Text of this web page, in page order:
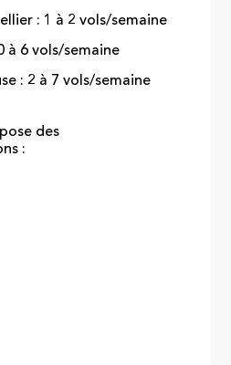
: 1 à 2 vols/semaine
à 6 vols/semaine
: 2 à 7 vols/semaine
des
: